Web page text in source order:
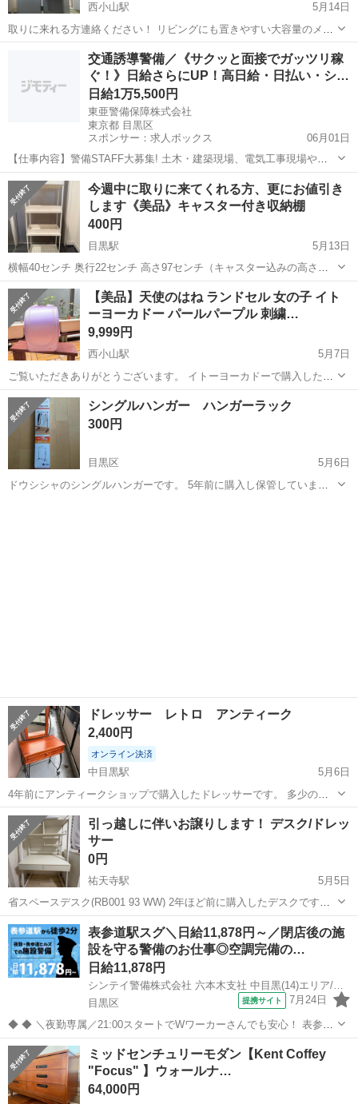
西小山駅
5月14日
取りに来れる方連絡ください！ リビングにも置きやすい大容量のメイ
クワゴンです。 LEDライト付き(すみません、キャスターはありませ
西小山駅 ドレッサー コスメワゴン
交通誘導警備／《サクッと面接でガッツリ稼
ぐ！》日給さらにUP！高日給・日払い・シ…
日給1万5,500円
東亜警備保障株式会社
東京都 目黒区
スポンサー：求人ボックス
06月01日
【仕事内容】警備STAFF大募集! 土木・建築現場、電気工事現場や、
ライブ・フェス・お祭り・花火大会などのイベント会場等でのお仕事
です。 事故や渋滞といったトラブルが起きないように誘導・案内をお
願いします。 トラブルを未然に防ぎ...
アルバイト・パート
今週中に取りに来てくれる方、更にお値引き
します《美品》キャスター付き収納棚
400円
目黒駅
5月13日
横幅40センチ 奥行22センチ 高さ97センチ（キャスター込みの高さ）
女性でも持てる軽さです。 キッチンのストック棚として使用していま
したが、目立った傷はなく大切に愛用していましたので、中古品に理
解のある方へお譲りいた...
東京 目黒区 目黒駅 ドレッサー キャスター
【美品】天使のはね ランドセル 女の子 イト
ーヨーカドー パールパープル 刺繍…
9,999円
西小山駅
5月7日
ご覧いただきありがとうございます。 ​イトーヨーカドーで購入した
「天使のはね」ブランドのランドセルです。 パールがかったラベンダ
ー（紫）からピンクへのグラデーションが美しく、ハートのステッチ
やレースの刺繍が施された、非常に華...
東京 目黒区 西小山駅 ドレッサー 天使のはね
シングルハンガー ハンガーラック
300円
目黒区
5月6日
ドウシシャのシングルハンガーです。 5年前に購入し保管していまし
ドレッサー レトロ アンティーク
2,400円
オンライン決済
中目黒駅
5月6日
4年前にアンティークショップで購入したドレッサーです。 多少の使
用感ありですが、まだまだ使えます。 ご興味のある方お譲りいたしま
す。よろしくお願いいたします。
東京 目黒区 中目黒駅 ドレッサー レトロ
引っ越しに伴いお譲りします！ デスク/ドレッ
サー
0円
祐天寺駅
5月5日
省スペースデスク(RB001 93 WW) 2年ほど前に購入したデスクです。
【購入時価格】19,900円ぐらい 【サイズ】幅 93cm 奥行 50cm 高
さ148cm （大体です） 【傷などの状態】とくに目立った傷はあり...
東京 目黒区 祐天寺駅 ドレッサー デスク
表参道駅スグ＼日給11,878円～／閉店後の施
設を守る警備のお仕事◎空調完備の…
日給11,878円
シンテイ警備株式会社 六本木支社 中目黒(14)エリア/A3203200117
目黒区
提携サイト 7月24日
◆ ◆ ＼夜勤専属／21:00スタートでWワーカーさんでも安心！ 表参道
ヒルズの安全を守るお仕事！ 搬入業者さんの受付など 閉店後の時間が
メインだから お客様との関りがなくて緊張しらず☆ ＼未経験スタート
でも大歓迎／施...
東京 目黒区 警備員
ミッドセンチュリーモダン【Kent Coffey
"Focus" 】ウォールナ…
64,000円